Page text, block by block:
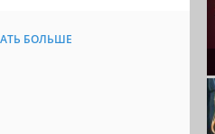
БОЛЬШЕ